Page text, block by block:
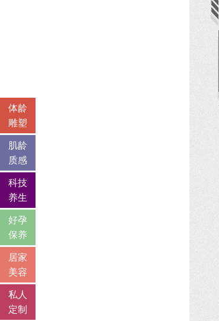
体龄
雕塑
肌龄
质感
科技
养生
好孕
保养
居家
美容
私人
定制